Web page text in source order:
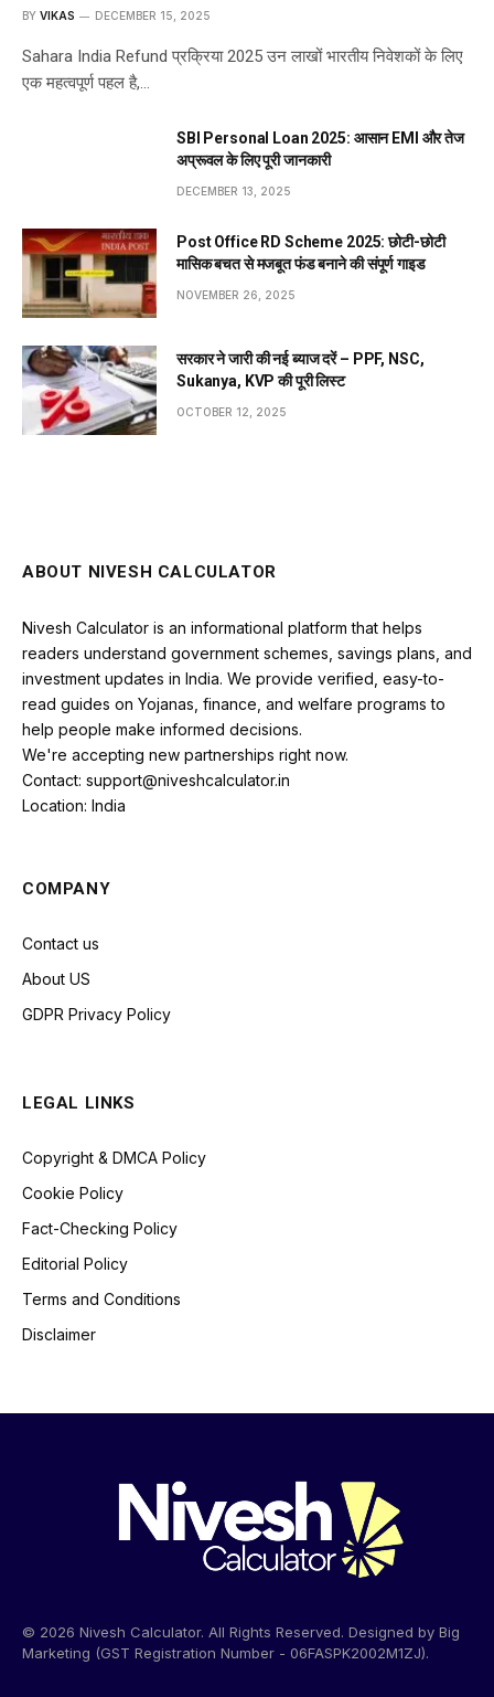
BY VIKAS DECEMBER 15, 2025
Sahara India Refund प्रक्रिया 2025 उन लाखों भारतीय निवेशकों के लिए
एक महत्वपूर्ण पहल है,…
SBI Personal Loan 2025: आसान EMI और तेज
अप्रूवल के लिए पूरी जानकारी
DECEMBER 13, 2025
Post Office RD Scheme 2025: छोटी-छोटी
मासिक बचत से मजबूत फंड बनाने की संपूर्ण गाइड
NOVEMBER 26, 2025
सरकार ने जारी की नई ब्याज दरें – PPF, NSC,
Sukanya, KVP की पूरी लिस्ट
OCTOBER 12, 2025
ABOUT NIVESH CALCULATOR
Nivesh Calculator is an informational platform that helps
readers understand government schemes, savings plans, and
investment updates in India. We provide verified, easy-to-
read guides on Yojanas, finance, and welfare programs to
help people make informed decisions.
We're accepting new partnerships right now.
Contact: support@niveshcalculator.in
Location: India
COMPANY
Contact us
About US
GDPR Privacy Policy
LEGAL LINKS
Copyright & DMCA Policy
Cookie Policy
Fact-Checking Policy
Editorial Policy
Terms and Conditions
Disclaimer
© 2026 Nivesh Calculator. All Rights Reserved. Designed by Big
Marketing (GST Registration Number - 06FASPK2002M1ZJ).